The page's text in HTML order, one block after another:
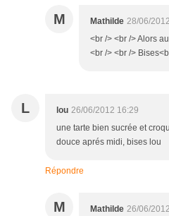
M Mathilde 28/06/
<br /> <br /> Alors
<br /> <br />
L lou 26/06/2012 16:29
une tarte bien sucrée et
douce aprés midi, bises lou
Répondre
M Mathilde 26/06/